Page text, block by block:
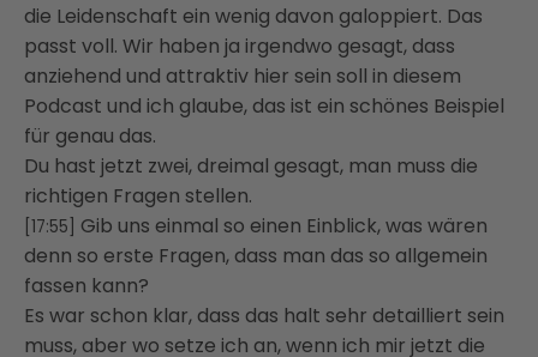
die Leidenschaft ein wenig davon galoppiert. Das
passt voll. Wir haben ja irgendwo gesagt, dass
anziehend und attraktiv hier sein soll in diesem
Podcast und ich glaube, das ist ein schönes Beispiel
für genau das.
Du hast jetzt zwei, dreimal gesagt, man muss die
richtigen Fragen stellen.
[17:55]
Gib uns einmal so einen Einblick, was wären
denn so erste Fragen, dass man das so allgemein
fassen kann?
Es war schon klar, dass das halt sehr detailliert sein
muss, aber wo setze ich an, wenn ich mir jetzt die